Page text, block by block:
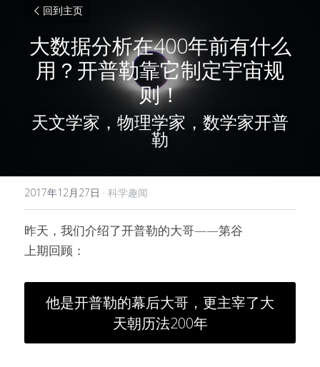
回到主页
大数据分析在400年前有什么
用？开普勒靠它制定宇宙规
则！
天文学家，物理学家，数学家开普
勒
2017年12月27日 · 科学趣闻
昨天，我们介绍了开普勒的大哥——第谷
上期回顾：
他是开普勒的幕后大哥，更主宰了大
天朝历法200年